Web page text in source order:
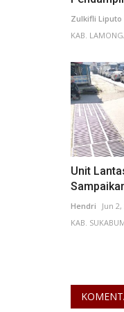
Zulkifli Liputo
KAB.
Unit
Hendri Jun 2,
KAB.